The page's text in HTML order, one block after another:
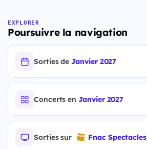
EXPLORER
Poursuivre la navigation
Sorties deJanvier 2027
Concerts enJanvier 2027
Sorties sur Fnac Spectacles